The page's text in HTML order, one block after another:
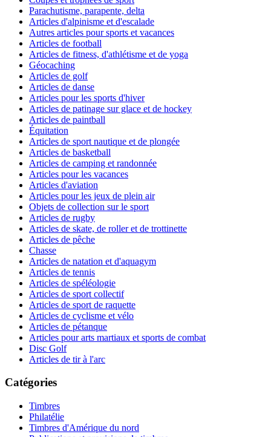
Parachutisme, parapente, delta
Articles d'alpinisme et d'escalade
Autres articles pour sports et vacances
Articles de football
Articles de fitness, d'athlétisme et de yoga
Géocaching
Articles de golf
Articles de danse
Articles pour les sports d'hiver
Articles de patinage sur glace et de hockey
Articles de paintball
Équitation
Articles de sport nautique et de plongée
Articles de basketball
Articles de camping et randonnée
Articles pour les vacances
Articles d'aviation
Articles pour les jeux de plein air
Objets de collection sur le sport
Articles de rugby
Articles de skate, de roller et de trottinette
Articles de pêche
Chasse
Articles de natation et d'aquagym
Articles de tennis
Articles de spéléologie
Articles de sport collectif
Articles de sport de raquette
Articles de cyclisme et vélo
Articles de pétanque
Articles pour arts martiaux et sports de combat
Disc Golf
Articles de tir à l'arc
Catégories
Timbres
Philatélie
Timbres d'Amérique du nord